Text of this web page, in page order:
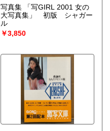
写真集 「写GIRL 2001 女の
大写真集」 初版 シャガー
ル
￥3,850